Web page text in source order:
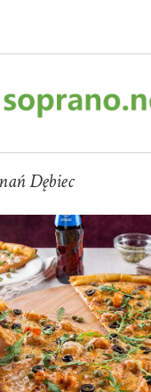
Dębiec